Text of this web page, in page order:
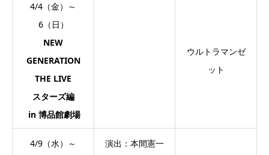
4/4（金）～
6（日）
NEW
GENERATION
THE LIVE
スターズ編
in 博品館劇場
ウルトラマンゼ
ット
4/9（水）～
演出：本間憲一